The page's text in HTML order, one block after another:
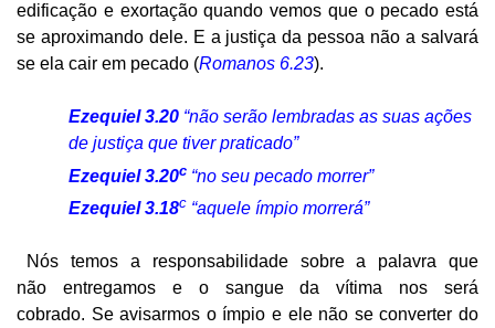
edificação e exortação quando vemos que o pecado está
se aproximando dele. E a justiça da pessoa não a salvará
se ela cair em pecado (Romanos 6.23).
Ezequiel 3.20 “não serão lembradas as suas ações
de justiça que tiver praticado”
Ezequiel 3.20c “no seu pecado morrer”
Ezequiel 3.18c “aquele ímpio morrerá”
Nós temos a responsabilidade sobre a palavra que
não entregamos e o sangue da vítima nos será
cobrado. Se avisarmos o ímpio e ele não se converter do